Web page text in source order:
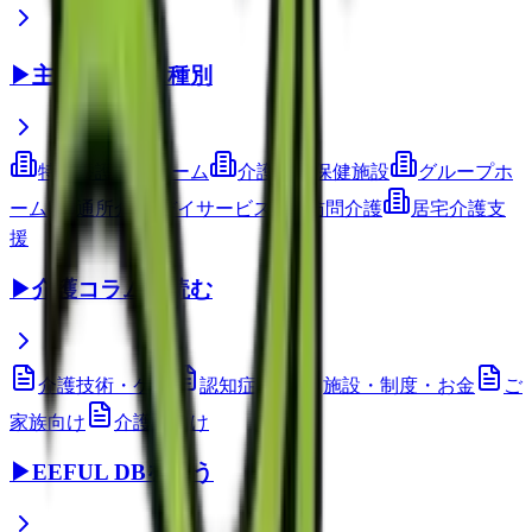
▶主要サービス種別
特別養護老人ホーム 介護老人保健施設
グループホ
ーム
通所介護(デイサービス) 訪問介護
居宅介護支
援
▶介護コラムを読む
介護技術・ケア 認知症ケア 施設・制度・お金
ご
家族向け
介護職向け
▶EEFUL DBを使う